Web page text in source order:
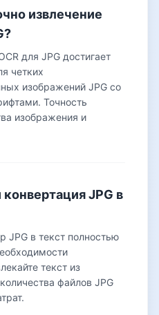
извлечение
для JPG достигает
четких
изображений JPG со
Точность
изображения и
JPG в
JPG в текст полностью
текст из
файлов JPG